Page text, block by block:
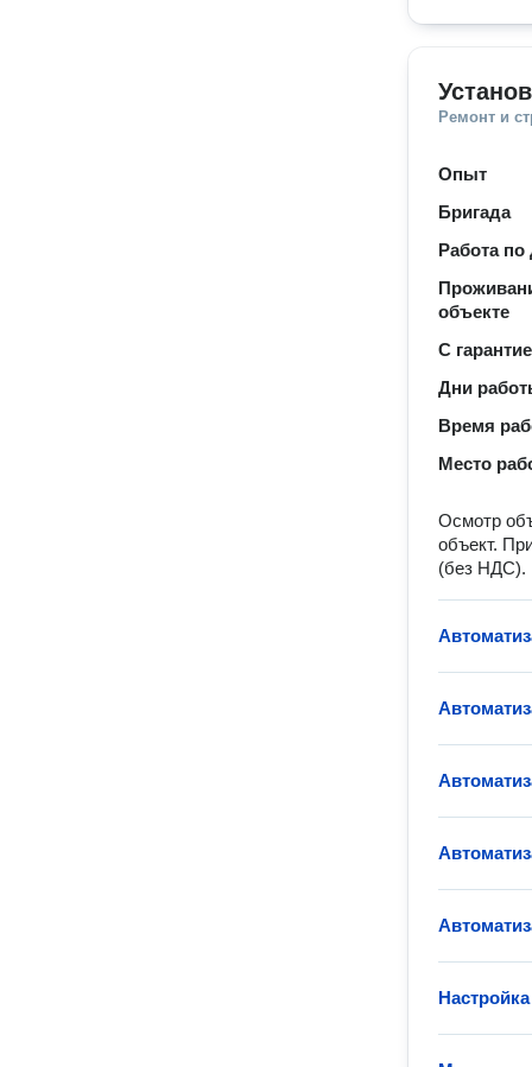
Ремонт и
Опыт
Бригада
Работа по
объекте
С
Дни
Время
Место
Осмотр
объект.
(без НДС).